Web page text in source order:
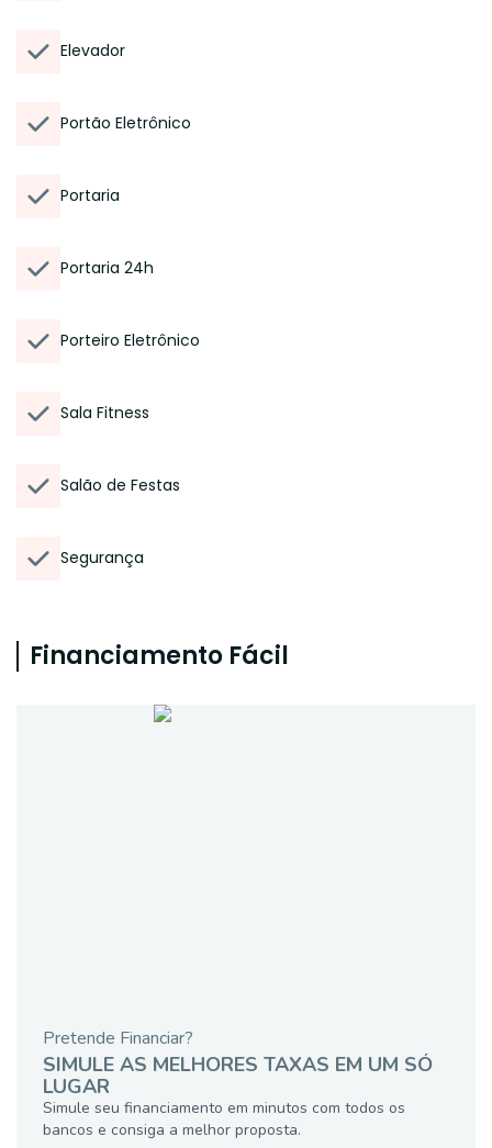
Elevador
Portão Eletrônico
Portaria
Portaria 24h
Porteiro Eletrônico
Sala Fitness
Salão de Festas
Segurança
Financiamento Fácil
Pretende Financiar?
SIMULE AS MELHORES TAXAS EM UM SÓ
LUGAR
Simule seu financiamento em minutos com todos os
bancos e consiga a melhor proposta.